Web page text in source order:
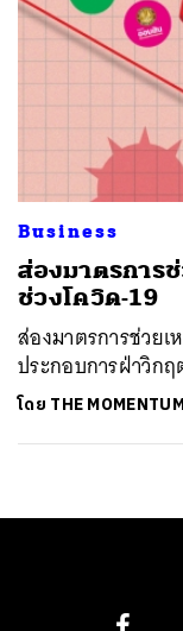
Business
ส่องมาตรการ
ช่วงโควิด-19
ส่องมาตรการช่วย
ประกอบการฝ่าวิก
โดย THE
SHARE